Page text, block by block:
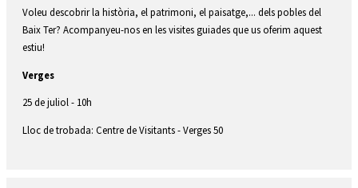
Voleu descobrir la història, el patrimoni, el paisatge,... dels pobles del
Baix Ter? Acompanyeu-nos en les visites guiades que us oferim aquest
estiu!
Verges
25 de juliol - 10h
Lloc de trobada: Centre de Visitants - Verges 50